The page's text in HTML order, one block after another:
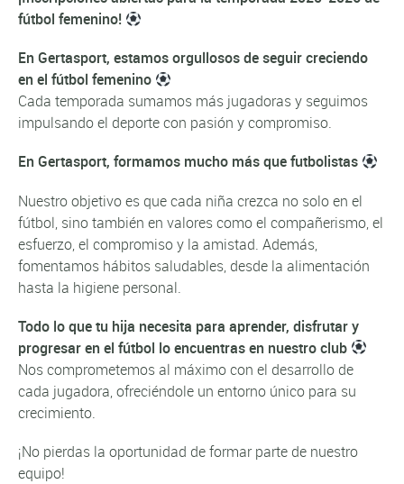
fútbol femenino!
En Gertasport, estamos orgullosos de seguir creciendo
en el fútbol femenino
Cada temporada sumamos más jugadoras y seguimos
impulsando el deporte con pasión y compromiso.
En Gertasport, formamos mucho más que futbolistas
Nuestro objetivo es que cada niña crezca no solo en el
fútbol, sino también en valores como el compañerismo, el
esfuerzo, el compromiso y la amistad. Además,
fomentamos hábitos saludables, desde la alimentación
hasta la higiene personal.
Todo lo que tu hija necesita para aprender, disfrutar y
progresar en el fútbol lo encuentras en nuestro club
Nos comprometemos al máximo con el desarrollo de
cada jugadora, ofreciéndole un entorno único para su
crecimiento.
¡No pierdas la oportunidad de formar parte de nuestro
equipo!